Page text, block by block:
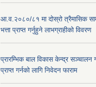
आ.व.२०८०/८१ मा दोस्रो त्रैमासिक
भत्ता प्राप्त गर्नुहुने लाभग्राहीको विवरण
प्रारम्भिक बाल विकास केन्द्र सञ्चालन
प्राप्त गर्नको लागि निवेदन फाराम